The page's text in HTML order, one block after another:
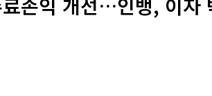
료손익 개선…인뱅, 이자